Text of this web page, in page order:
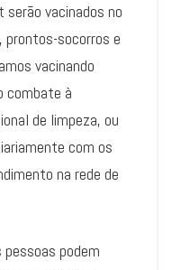
vacinados no
prontos-socorros e
vacinando
combate à
de limpeza, ou
com os
na rede de
pessoas podem